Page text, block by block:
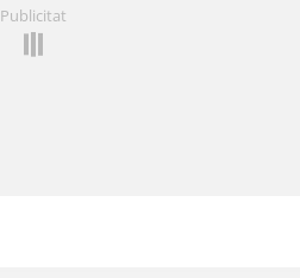
Publicitat